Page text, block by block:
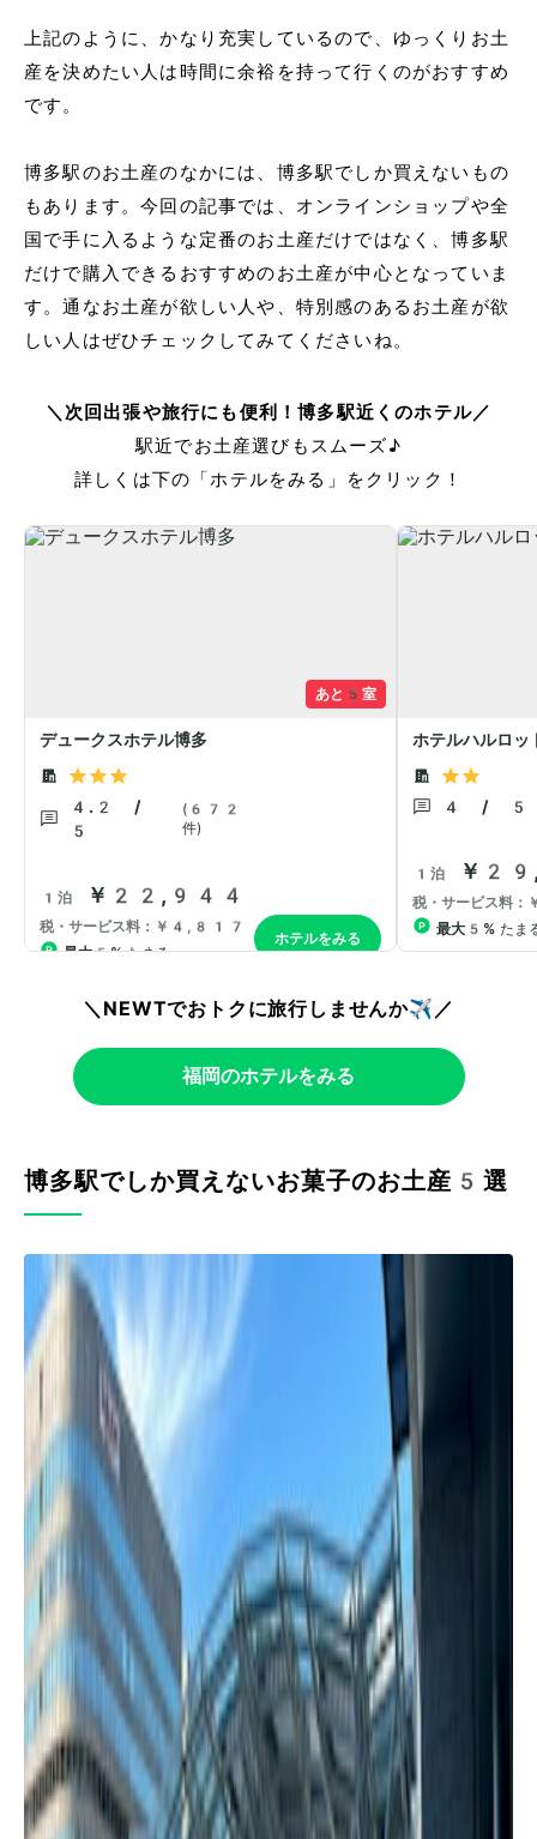
上記のように、かなり充実しているので、ゆっくりお土
産を決めたい人は時間に余裕を持って行くのがおすすめ
です。
博多駅のお土産のなかには、博多駅でしか買えないもの
もあります。今回の記事では、オンラインショップや全
国で手に入るような定番のお土産だけではなく、博多駅
だけで購入できるおすすめのお土産が中心となっていま
す。通なお土産が欲しい人や、特別感のあるお土産が欲
しい人はぜひチェックしてみてくださいね。
＼次回出張や旅行にも便利！博多駅近くのホテル／
駅近でお土産選びもスムーズ♪
詳しくは下の「ホテルをみる」をクリック！
＼NEWTでおトクに旅行しませんか✈️／
福岡のホテルをみる
博多駅でしか買えないお菓子のお土産5選